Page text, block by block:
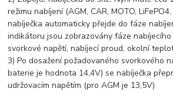
režimu nabíjení (AGM, CAR, MOTO, LiFePO4,
nabíječka automaticky přejde do fáze
indikátoru jsou zobrazovány fáze
svorkové napětí, nabíjecí proud, okolní
3) Po dosažení požadovaného svorkového
baterie je hodnota 14,4V) se nabíječka
udržovacím napětím (pro AGM je 13,5V)